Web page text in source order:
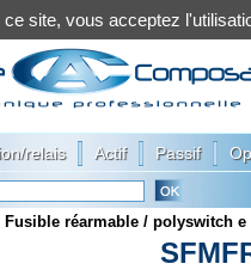
relais Actif Passif
Fusible réarmable / polyswitch e
ce site, vous acceptez